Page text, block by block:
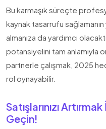
Bu karmaşık süreçte
kaynak tasarrufu sağlamanın
almanıza da yardımcı
potansiyelini tam anlamıyla
partnerle çalışmak, 2025
rol oynayabilir.
Satışlarınızı
Geçin!